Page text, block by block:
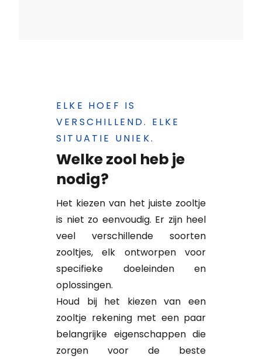
ELKE HOEF IS
VERSCHILLEND. ELKE
SITUATIE UNIEK.
Welke zool heb je
nodig?
Het kiezen van het juiste zooltje
is niet zo eenvoudig. Er zijn heel
veel verschillende soorten
zooltjes, elk ontworpen voor
specifieke doeleinden en
oplossingen.
Houd bij het kiezen van een
zooltje rekening met een paar
belangrijke eigenschappen die
zorgen voor de beste